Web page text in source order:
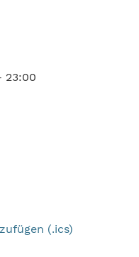
23:00
(.ics)